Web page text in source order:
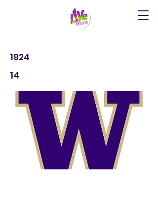
1924
14